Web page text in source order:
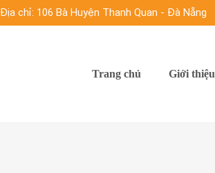
Địa chỉ: 106 Bà Huyện Thanh Quan - Đà Nẵng
Trang chủ Giới thiệu